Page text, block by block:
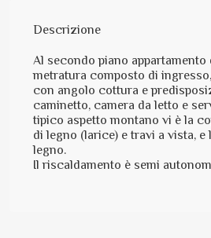
Descrizione
Al secondo piano appartamento
metratura composto di
con angolo cottura e
caminetto, camera da letto e
tipico aspetto montano vi è la
di legno (larice) e travi a vista, e
legno.
Il riscaldamento è semi